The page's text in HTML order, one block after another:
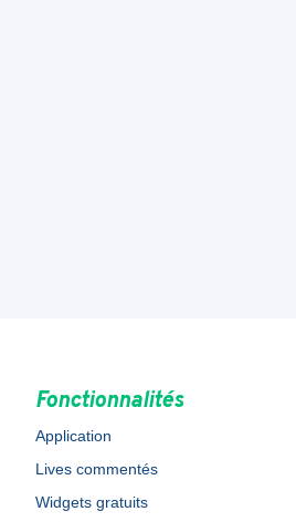
Fonctionnalités
Application
Lives commentés
Widgets gratuits